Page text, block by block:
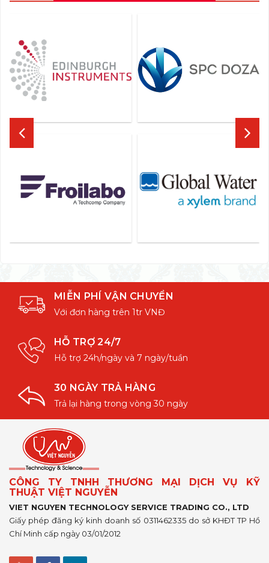
MIỄN PHÍ VẬN CHUYỂN
Với đơn hàng trên 1tr VNĐ
HỖ TRỢ 24/7
Hỗ trợ 24h/ngày và 7 ngày/tuần
30 NGÀY TRẢ HÀNG
Trả lại hàng trong vòng 30 ngày
CÔNG TY TNHH THƯƠNG MẠI DỊCH VỤ KỸ
THUẬT VIỆT NGUYỄN
VIET NGUYEN TECHNOLOGY SERVICE TRADING CO., LTD
Giấy phép đăng ký kinh doanh số 0311462335 do sở KHĐT TP Hồ
Chí Minh cấp ngày 03/01/2012